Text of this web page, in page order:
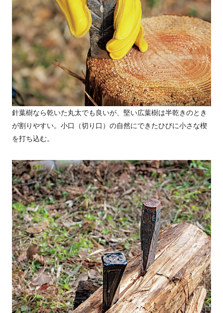
針葉樹なら乾いた丸太でも良いが、堅い広葉樹は半乾きのとき
が割りやすい。小口（切り口）の自然にできたひびに小さな楔
を打ち込む。